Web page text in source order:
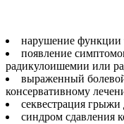
нарушение функции
появление
радикулоишемии или
выраженный
консервативному
секвестрация грыжи
синдром сдавления